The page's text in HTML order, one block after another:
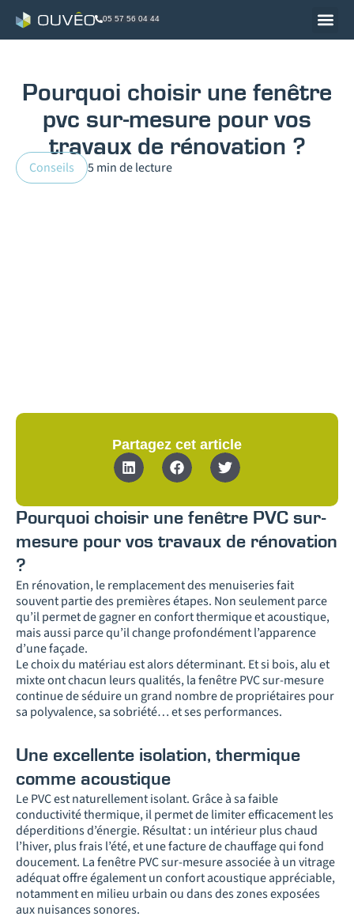
05 57 56 04 44
Pourquoi choisir une fenêtre
pvc sur-mesure pour vos
travaux de rénovation ?
Conseils 5 min de lecture
Pourquoi choisir une fenêtre PVC sur-
mesure pour vos travaux de rénovation
?
En rénovation, le remplacement des menuiseries fait
souvent partie des premières étapes. Non seulement parce
qu’il permet de gagner en confort thermique et acoustique,
mais aussi parce qu’il change profondément l’apparence
d’une façade.
Le choix du matériau est alors déterminant. Et si bois, alu et
mixte ont chacun leurs qualités, la fenêtre PVC sur-mesure
continue de séduire un grand nombre de propriétaires pour
sa polyvalence, sa sobriété… et ses performances.
Une excellente isolation, thermique
comme acoustique
Le PVC est naturellement isolant. Grâce à sa faible
conductivité thermique, il permet de limiter efficacement les
déperditions d’énergie. Résultat : un intérieur plus chaud
l’hiver, plus frais l’été, et une facture de chauffage qui fond
doucement. La fenêtre PVC sur-mesure associée à un vitrage
adéquat offre également un confort acoustique appréciable,
notamment en milieu urbain ou dans des zones exposées
aux nuisances sonores.
Partagez cet article